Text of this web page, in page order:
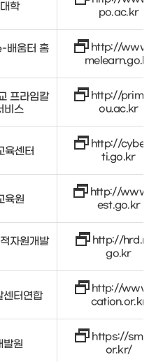
학
po.ac.kr
배움터 홈
http://
melearn.go.kr
프라임칼
비스
http://
ou.ac.kr
육센터
http://
ti.go.kr
육원
http://
est.go.kr
자원개발
http://
go.kr
센터연합
http://
cation.or.kr
발원
https://
or.kr/